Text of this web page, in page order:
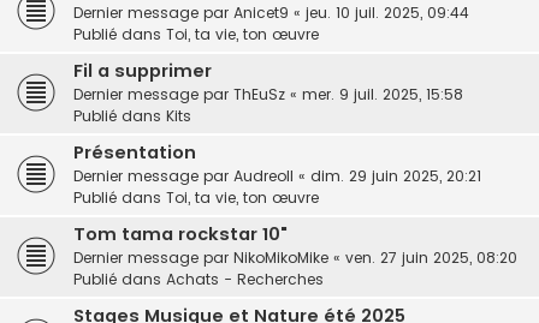
Dernier message par Anicet9 « jeu. 10 juil. 2025, 09:44
Publié dans Toi, ta vie, ton œuvre
Fil a supprimer
Dernier message par ThEuSz « mer. 9 juil. 2025, 15:58
Publié dans Kits
Présentation
Dernier message par Audreoll « dim. 29 juin 2025, 20:21
Publié dans Toi, ta vie, ton œuvre
Tom tama rockstar 10"
Dernier message par NikoMikoMike « ven. 27 juin 2025, 08:20
Publié dans Achats - Recherches
Stages Musique et Nature été 2025